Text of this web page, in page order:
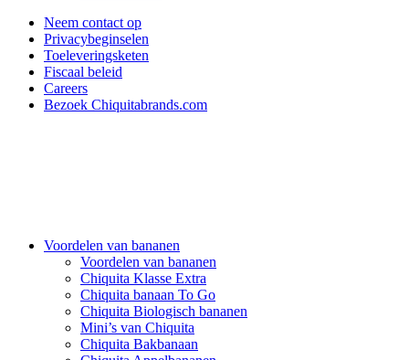
Neem contact op
Privacybeginselen
Toeleveringsketen
Fiscaal beleid
Careers
Bezoek Chiquitabrands.com
Voordelen van bananen
Voordelen van bananen
Chiquita Klasse Extra
Chiquita banaan To Go
Chiquita Biologisch bananen
Mini’s van Chiquita
Chiquita Bakbanaan